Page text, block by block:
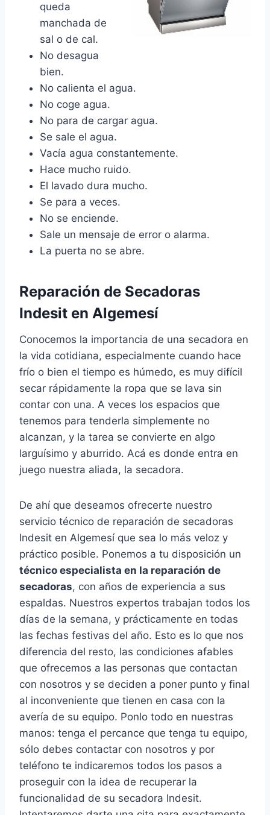
queda
manchada de
sal o de cal.
No desagua
bien.
No calienta el agua.
No coge agua.
No para de cargar agua.
Se sale el agua.
Vacía agua constantemente.
Hace mucho ruido.
El lavado dura mucho.
Se para a veces.
No se enciende.
Sale un mensaje de error o alarma.
La puerta no se abre.
Reparación de Secadoras
Indesit en Algemesí
Conocemos la importancia de una secadora en
la vida cotidiana, especialmente cuando hace
frío o bien el tiempo es húmedo, es muy difícil
secar rápidamente la ropa que se lava sin
contar con una. A veces los espacios que
tenemos para tenderla simplemente no
alcanzan, y la tarea se convierte en algo
larguísimo y aburrido. Acá es donde entra en
juego nuestra aliada, la secadora.
De ahí que deseamos ofrecerte nuestro
servicio técnico de reparación de secadoras
Indesit en Algemesí que sea lo más veloz y
práctico posible. Ponemos a tu disposición un
técnico especialista en la reparación de
secadoras, con años de experiencia a sus
espaldas. Nuestros expertos trabajan todos los
días de la semana, y prácticamente en todas
las fechas festivas del año. Esto es lo que nos
diferencia del resto, las condiciones afables
que ofrecemos a las personas que contactan
con nosotros y se deciden a poner punto y final
al inconveniente que tienen en casa con la
avería de su equipo. Ponlo todo en nuestras
manos: tenga el percance que tenga tu equipo,
sólo debes contactar con nosotros y por
teléfono te indicaremos todos los pasos a
proseguir con la idea de recuperar la
funcionalidad de su secadora Indesit.